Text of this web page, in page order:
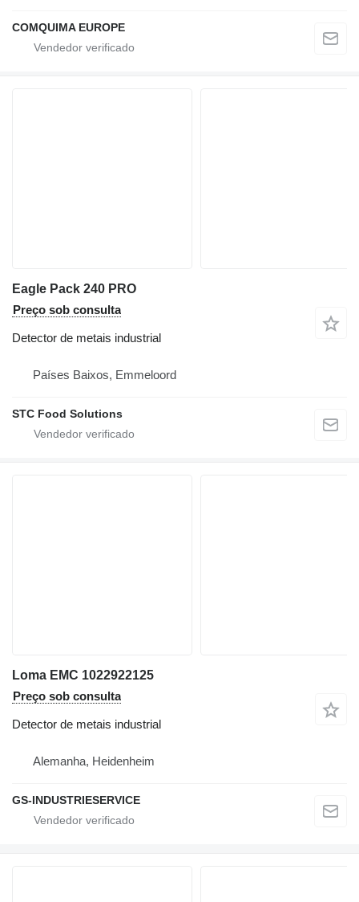
COMQUIMA EUROPE
Eagle Pack 240 PRO
Preço sob consulta
Detector de metais industrial
Países Baixos, Emmeloord
STC Food Solutions
Loma EMC 1022922125
Preço sob consulta
Detector de metais industrial
Alemanha, Heidenheim
GS-INDUSTRIESERVICE